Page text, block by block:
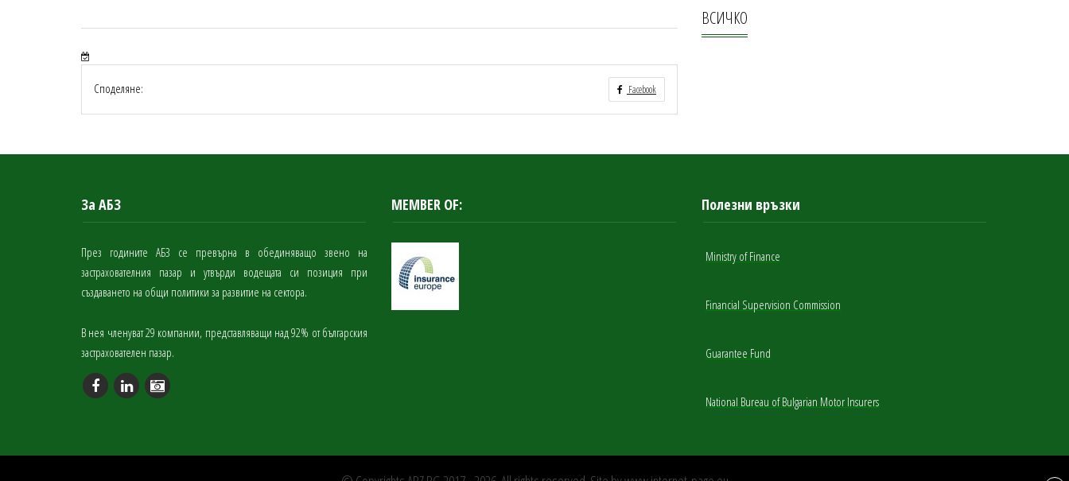
Споделяне: Facebook
ВСИЧКО
За АБЗ
През годините АБЗ се превърна в обединяващо звено на
застрахователния пазар и утвърди водещата си позиция при
създаването на общи политики за развитие на сектора.
В нея членуват 29 компании, представляващи над 92% от българския
застрахователен пазар.
MEMBER OF: Полезни връзки
Ministry of Finance
Financial Supervision Commission
Guarantee Fund
National Bureau of Bulgarian Motor Insurers